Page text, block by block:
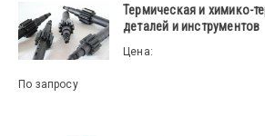
Термическая и химико-
деталей и инструментов
Цена:
По запросу